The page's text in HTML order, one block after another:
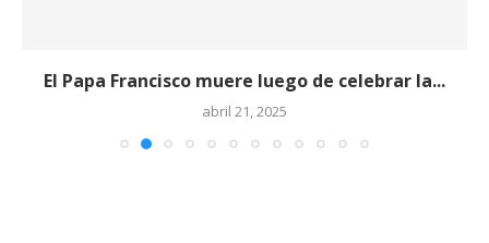
El Papa Francisco muere luego de celebrar la...
abril 21, 2025